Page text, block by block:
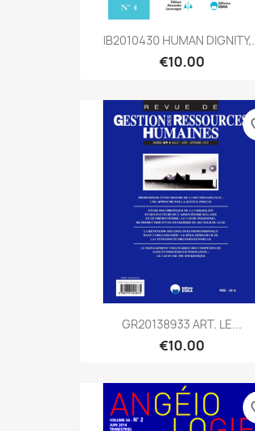
IB2010430 HUMAN
€10.00
GR20138933 ART. LE...
€10.00